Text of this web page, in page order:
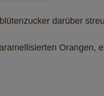
darüber
Orangen,